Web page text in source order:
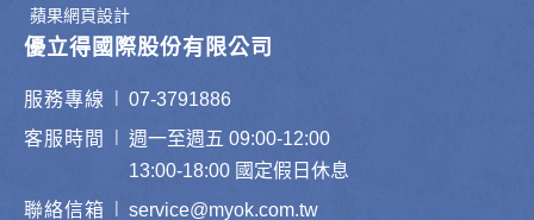
蘋果網頁設計
優立得國際股份有限公司
服務專線 | 07-3791886
客服時間
| 週一至週五 09:00-12:00
13:00-18:00 國定假日休息
聯絡信箱
| service@myok.com.tw